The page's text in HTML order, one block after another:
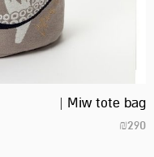
Miw tote bag |
₪290